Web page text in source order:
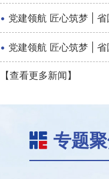
· 党建领航 匠心筑梦 |
· 党建领航 匠心筑梦 |
【查看更多新闻】
专题